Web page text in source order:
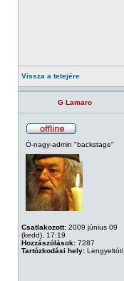
Vissza a tetejére
G Lamaro
Ó-nagy-admin "backstage"
Csatlakozott: 2009 június 09
(kedd), 17:19
Hozzászólások: 7287
Tartózkodási hely: Lengyeltóti